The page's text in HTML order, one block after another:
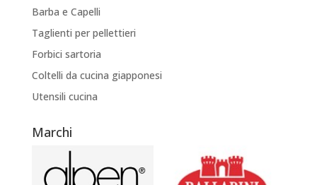
Barba e Capelli
Taglienti per pellettieri
Forbici sartoria
Coltelli da cucina giapponesi
Utensili cucina
Marchi